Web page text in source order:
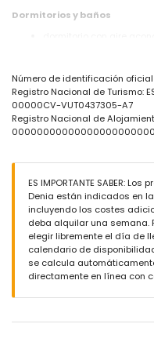
Dormitorios y baños
dormitorio con aire
200 por 90 cm)
cuarto de baño con
Exterior de la villa
parcela vallada
profundidad
tumbonas
2 terrazas, una de ellas
cocina exterior y
zona de estar exterior
Más información
pueblo más cercano:
río o ribera más
kilómetros de la villa)
de la villa)
Número de identificación
Registro Nacional de Turismo:
00000CV-VUT0437305-A7
Registro Nacional de
ES IMPORTANTE SABER:
Denia están indicados en
incluyendo los costes
deba alquilar una semana.
elegir libremente el día de
calendario de
se calcula
directamente en línea con